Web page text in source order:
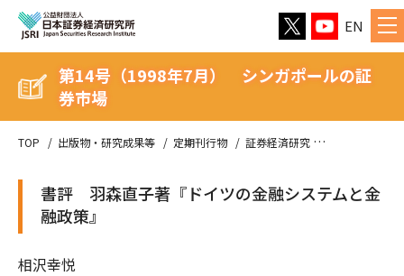
EN
TOP 出版物・研究成果等 定期刊行物 証券経済研究
第14号（1998年7月） シンガポールの証
券市場
書評 羽森直子著『ドイツの金融システムと金
融政策』
相沢幸悦